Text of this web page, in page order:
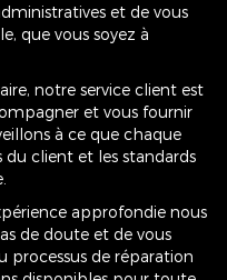
et de vous
que vous soyez à
notre service client est
et vous fournir
à ce que chaque
client et les standards
approfondie nous
de doute et de vous
processus de réparation